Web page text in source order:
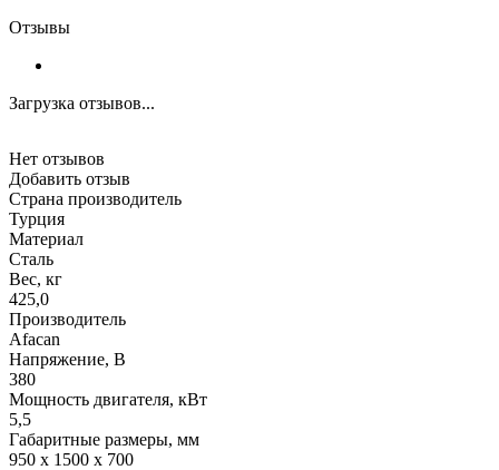
Отзывы
Загрузка отзывов...
Нет отзывов
Добавить отзыв
Страна производитель
Турция
Материал
Сталь
Вес, кг
425,0
Производитель
Afacan
Напряжение, В
380
Мощность двигателя, кВт
5,5
Габаритные размеры, мм
950 х 1500 х 700